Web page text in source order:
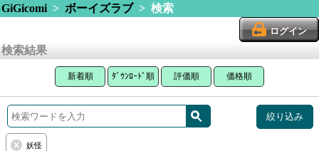
GiGicomi> ボーイズラブ> 検索
ログイン
検索結果
新着順 ﾀﾞｳﾝﾛｰﾄﾞ順 評価順 価格順
絞り込み
妖怪